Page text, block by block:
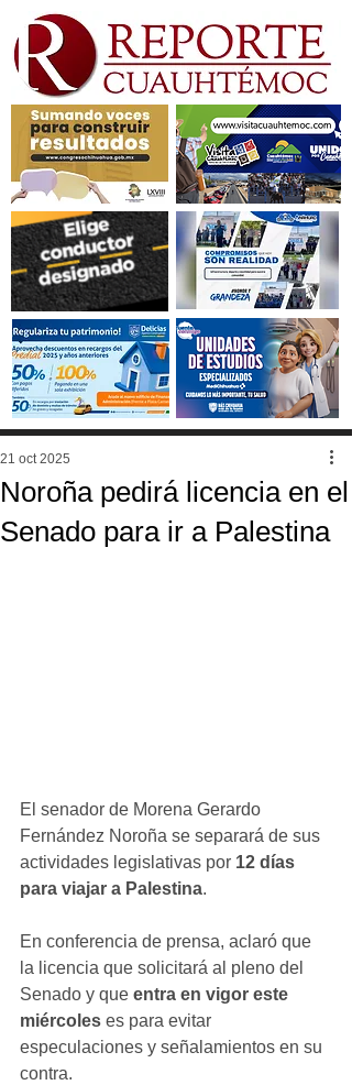
Noroña pedirá licencia en el
Senado para ir a Palestina
21 oct 2025
El senador de Morena Gerardo
Fernández Noroña se separará de sus
actividades legislativas por 12 días
para viajar a Palestina.
En conferencia de prensa, aclaró que
la licencia que solicitará al pleno del
Senado y que entra en vigor este
miércoles es para evitar
especulaciones y señalamientos en su
contra.